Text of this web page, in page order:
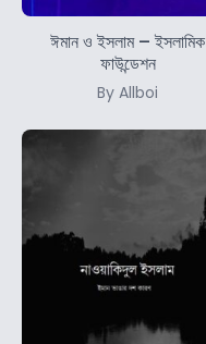
ঈমান ও ইসলাম – ইসলামিক
ফাউন্ডেশন
By Allboi